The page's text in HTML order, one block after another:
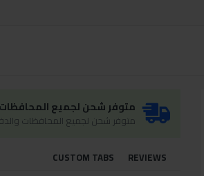
متوفر شحن لجميع المحافظات
متوفر شحن لجميع المحافظات
REVIEWS
CUSTOM TABS